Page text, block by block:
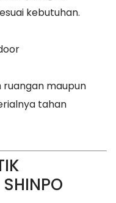
kebutuhan.
ruangan maupun
tahan